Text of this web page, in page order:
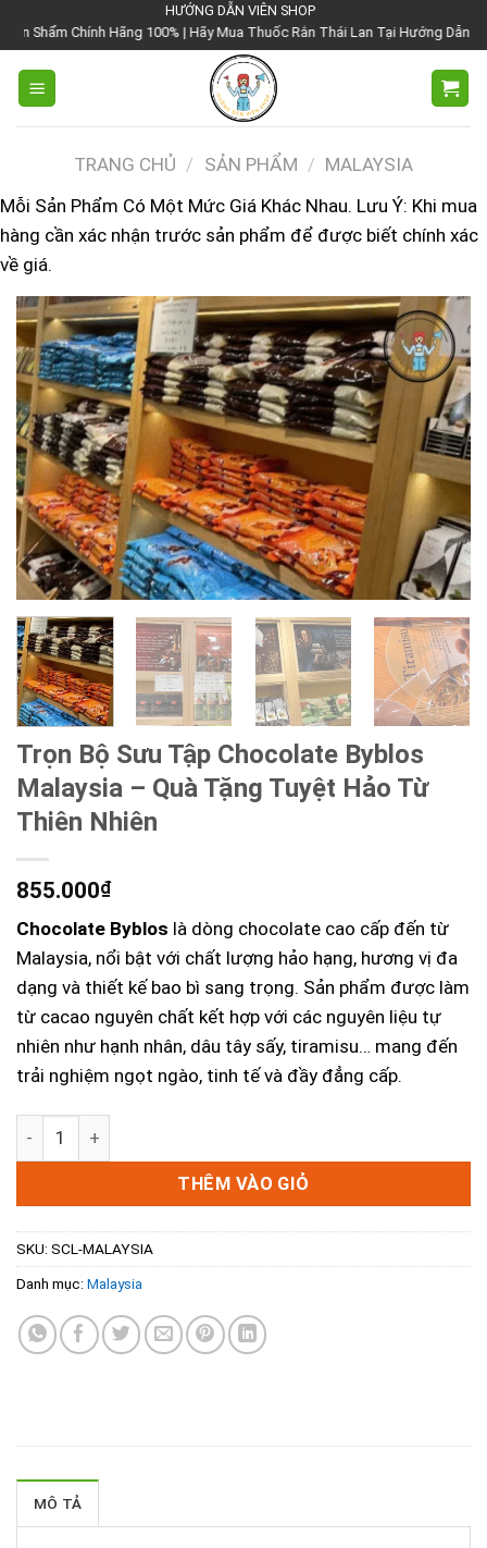
đến
nội
dung
HƯỚNG DẪN VIÊN SHOP
100% | Hãy Mua Thuốc Rắn Thái Lan Tại Hướng Dẫn Viên Shop | Với Giá
TRANG CHỦ / SẢN PHẨM / MALAYSIA
Mỗi Sản Phẩm Có Một Mức Giá Khác Nhau. Lưu Ý: Khi mua
hàng cần xác nhận trước sản phẩm để được biết chính xác
về giá.
Trọn Bộ Sưu Tập Chocolate Byblos
Malaysia – Quà Tặng Tuyệt Hảo Từ
Thiên Nhiên
855.000₫
Chocolate Byblos là dòng chocolate cao cấp đến từ
Malaysia, nổi bật với chất lượng hảo hạng, hương vị đa
dạng và thiết kế bao bì sang trọng. Sản phẩm được làm
từ cacao nguyên chất kết hợp với các nguyên liệu tự
nhiên như hạnh nhân, dâu tây sấy, tiramisu… mang đến
trải nghiệm ngọt ngào, tinh tế và đầy đẳng cấp.
Trọn Bộ Sưu Tập Chocolate Byblos Malaysia – Quà Tặng
THÊM VÀO GIỎ
SKU: SCL-MALAYSIA
Danh mục: Malaysia
MÔ TẢ